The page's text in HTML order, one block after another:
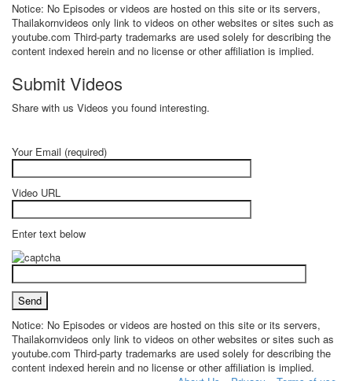
Notice: No Episodes or videos are hosted on this site or its servers,
Thailakornvideos only link to videos on other websites or sites such as
youtube.com Third-party trademarks are used solely for describing the
content indexed herein and no license or other affiliation is implied.
Submit Videos
Share with us Videos you found interesting.
Your Email (required)
Video URL
Enter text below
Notice: No Episodes or videos are hosted on this site or its servers,
Thailakornvideos only link to videos on other websites or sites such as
youtube.com Third-party trademarks are used solely for describing the
content indexed herein and no license or other affiliation is implied.